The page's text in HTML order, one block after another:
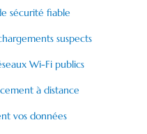
sécurité fiable
suspects
Wi-Fi publics
à distance
vos données